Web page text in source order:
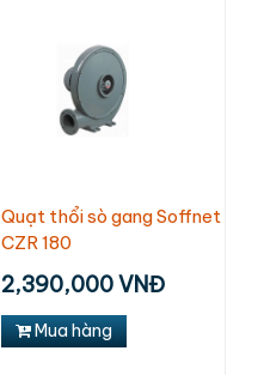
Quạt thổi sò gang Soffnet
CZR 180
2,390,000 VNĐ
Mua hàng